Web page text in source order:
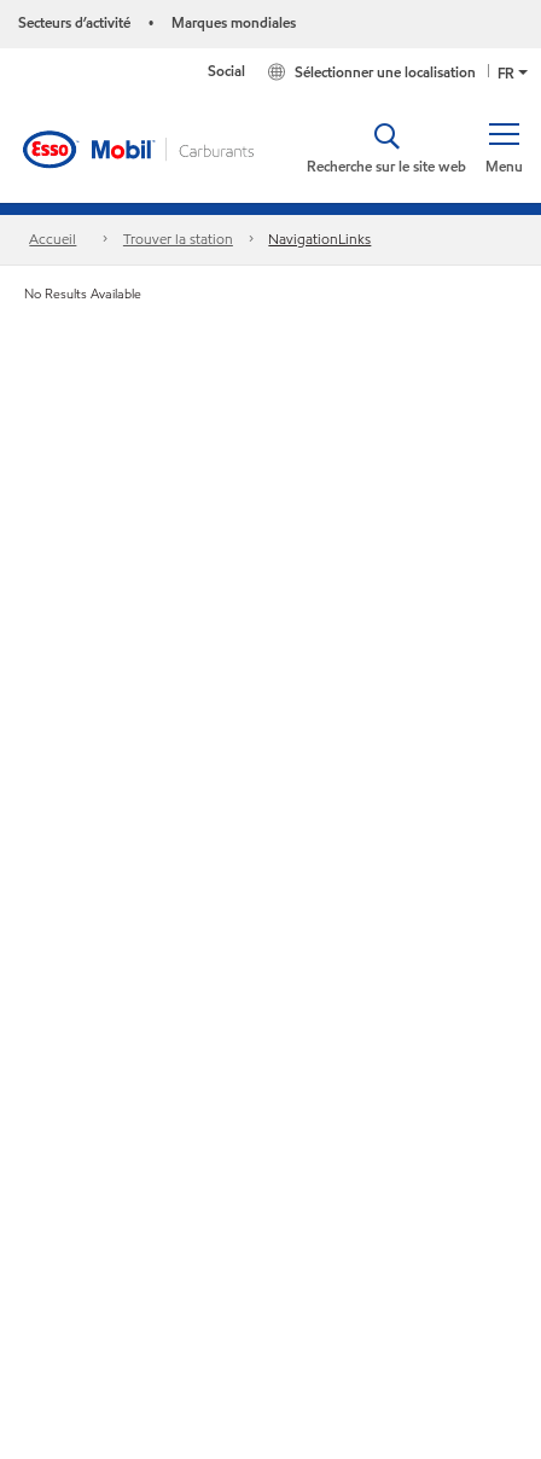
Secteurs d’activité • Marques mondiales
FR
Sélectionner une localisation
Social
Menu
Recherche sur le site web
Accueil Trouver la station NavigationLinks
No Results Available